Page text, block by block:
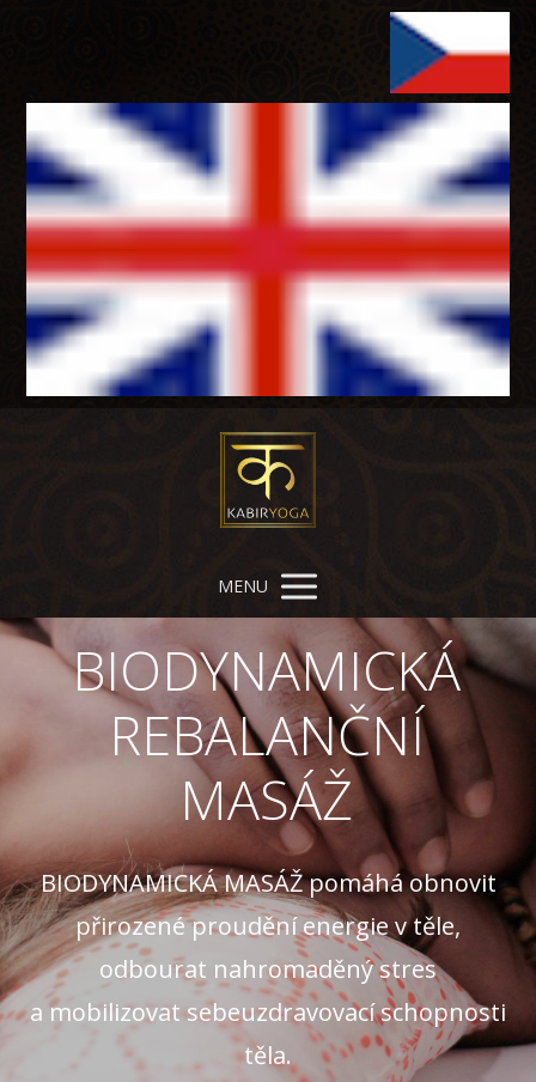
MENU
BIODYNAMICKÁ
REBALANČNÍ
MASÁŽ
BIODYNAMICKÁ MASÁŽ pomáhá obnovit
přirozené proudění energie v těle,
odbourat nahromaděný stres
a mobilizovat sebeuzdravovací schopnosti
těla.